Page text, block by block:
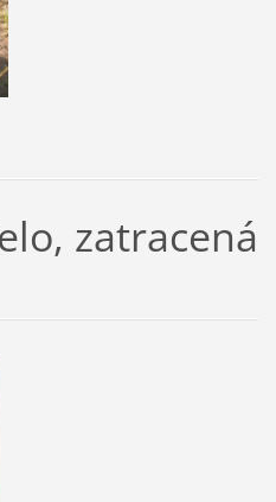
zatracená